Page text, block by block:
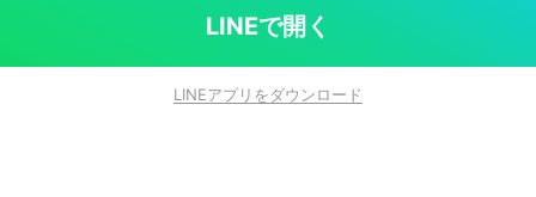
LINEで開く
LINEアプリをダウンロード